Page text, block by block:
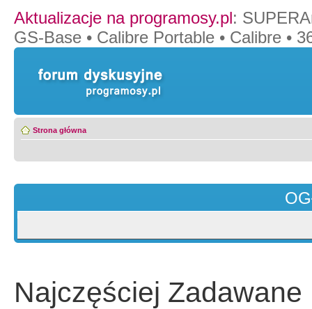
Aktualizacje na programosy.pl:
GS-Base • Calibre Portable • Calibre •
Strona główna
Najczęściej Zadawane